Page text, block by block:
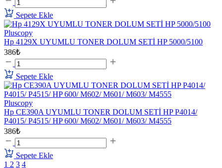
Sepete Ekle
Pluscopy
Hp 4129X UYUMLU TONER DOLUM SETİ HP 5000/5100
386₺
Sepete Ekle
Pluscopy
Hp CE390A UYUMLU TONER DOLUM SETİ HP P4014/
P4015/ P4515/ HP 600/ M602/ M601/ M603/ M4555
386₺
Sepete Ekle
1 2 3 4